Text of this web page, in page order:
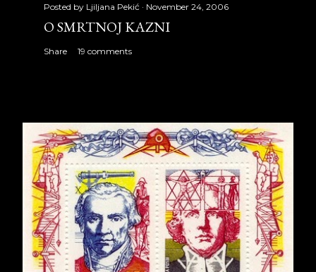
Posted by Ljiljana Pekić November 24, 2006
O SMRTNOJ KAZNI
Share 19 comments